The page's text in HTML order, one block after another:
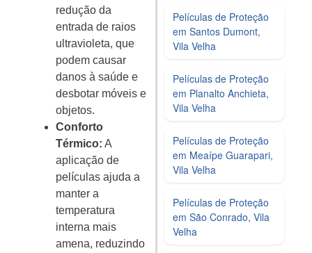
redução da
entrada de raios
ultravioleta, que
podem causar
danos à saúde e
desbotar móveis e
objetos.
Conforto
Térmico: A
aplicação de
películas ajuda a
manter a
temperatura
interna mais
amena, reduzindo
Películas de Proteção
em Santos Dumont,
Vila Velha
Películas de Proteção
em Planalto Anchieta,
Vila Velha
Películas de Proteção
em Meaípe Guarapari,
Vila Velha
Películas de Proteção
em São Conrado, Vila
Velha